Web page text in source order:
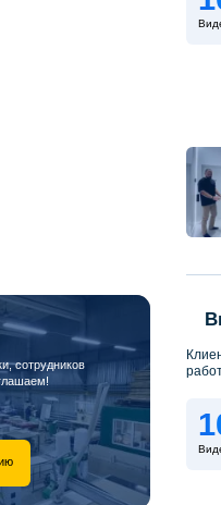
сотрудников